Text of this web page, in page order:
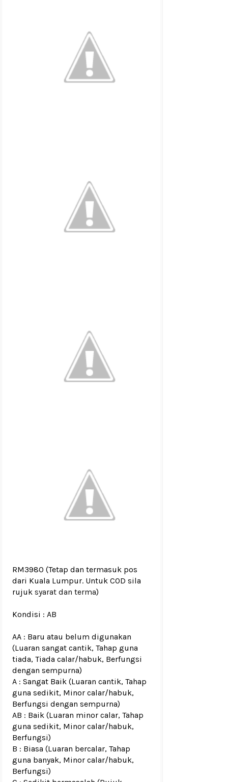
RM3980 (Tetap dan termasuk pos
dari Kuala Lumpur. Untuk COD sila
rujuk syarat dan terma)
Kondisi : AB
AA : Baru atau belum digunakan
(Luaran sangat cantik, Tahap guna
tiada, Tiada calar/habuk, Berfungsi
dengan sempurna)
A : Sangat Baik (Luaran cantik, Tahap
guna sedikit, Minor calar/habuk,
Berfungsi dengan sempurna)
AB : Baik (Luaran minor calar, Tahap
guna sedikit, Minor calar/habuk,
Berfungsi)
B : Biasa (Luaran bercalar, Tahap
guna banyak, Minor calar/habuk,
Berfungsi)